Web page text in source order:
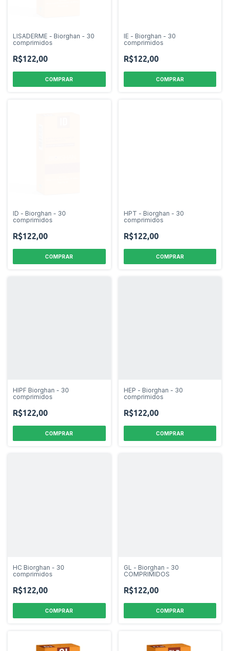
LISADERME - Biorghan - 30
comprimidos
R$122,00
IE - Biorghan - 30
comprimidos
R$122,00
ID - Biorghan - 30
comprimidos
R$122,00
HPT - Biorghan - 30
comprimidos
R$122,00
HIPF Biorghan - 30
comprimidos
R$122,00
HEP - Biorghan - 30
comprimidos
R$122,00
HC Biorghan - 30
comprimidos
R$122,00
GL - Biorghan - 30
COMPRIMIDOS
R$122,00